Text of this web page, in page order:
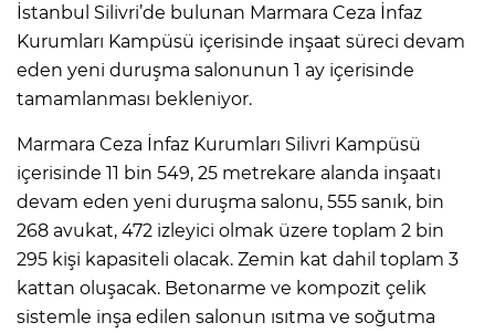
İstanbul Silivri’de bulunan Marmara Ceza İnfaz
Kurumları Kampüsü içerisinde inşaat süreci devam
eden yeni duruşma salonunun 1 ay içerisinde
tamamlanması bekleniyor.
Marmara Ceza İnfaz Kurumları Silivri Kampüsü
içerisinde 11 bin 549, 25 metrekare alanda inşaatı
devam eden yeni duruşma salonu, 555 sanık, bin
268 avukat, 472 izleyici olmak üzere toplam 2 bin
295 kişi kapasiteli olacak. Zemin kat dahil toplam 3
kattan oluşacak. Betonarme ve kompozit çelik
sistemle inşa edilen salonun ısıtma ve soğutma